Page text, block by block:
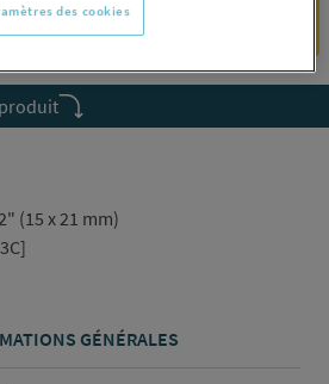
SE CONNECTER
(15 x 21 mm)
GÉNÉRALES
des cookies